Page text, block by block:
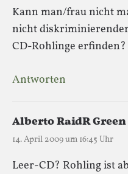
Kann man/frau nicht
nicht
CD-Rohlinge erfinden?
Antworten
Alberto RaidR Green
14. April 2009 um 16:45 Uhr
Leer-CD? Rohling ist